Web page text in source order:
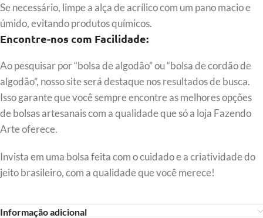
Se necessário, limpe a alça de acrílico com um pano macio e
úmido, evitando produtos químicos.
Encontre-nos com Facilidade:
Ao pesquisar por “bolsa de algodão” ou “bolsa de cordão de
algodão”, nosso site será destaque nos resultados de busca.
Isso garante que você sempre encontre as melhores opções
de bolsas artesanais com a qualidade que só a loja Fazendo
Arte oferece.
Invista em uma bolsa feita com o cuidado e a criatividade do
jeito brasileiro, com a qualidade que você merece!
Informação adicional